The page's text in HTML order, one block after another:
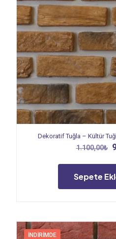
Dekoratif Tuğla – Kültür
1.100,00₺
Sepete
İNDIRIMDE